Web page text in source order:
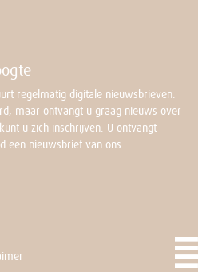
regelmatig digitale nieuwsbrieven.
maar ontvangt u graag nieuws over
u zich inschrijven. U ontvangt
een nieuwsbrief van ons.